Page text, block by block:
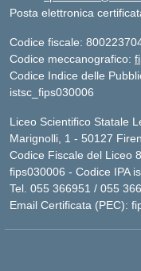
Posta elettronica
Codice fiscale:
Codice meccanografico:
Codice Indice delle
istsc_fips030006
Liceo Scientifico Statale
Marignolli, 1 - 50127
Codice Fiscale del Liceo
fips030006 - Codice IPA
Tel. 055 366951 / 055
Email Certificata (PEC):